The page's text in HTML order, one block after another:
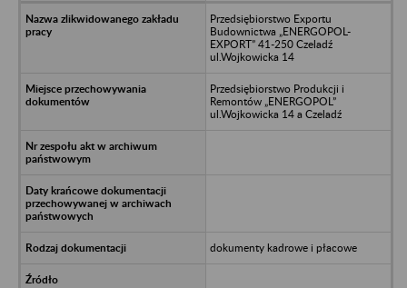
Przedsiębiorstwo Exportu
Budownictwa „ENERGOPOL-
EXPORT” 41-250 Czeladź
ul.Wojkowicka 14
Przedsiębiorstwo Produkcji i
Remontów „ENERGOPOL”
ul.Wojkowicka 14 a Czeladź
dokumenty kadrowe i płacowe